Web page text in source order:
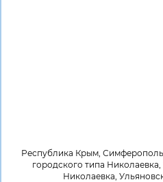
Республика Крым,
городского типа
Николаевка,